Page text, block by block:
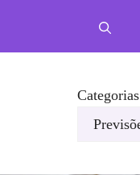
Categorias